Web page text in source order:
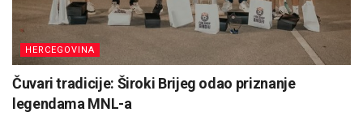
HERCEGOVINA
Čuvari tradicije: Široki Brijeg odao priznanje
legendama MNL-a